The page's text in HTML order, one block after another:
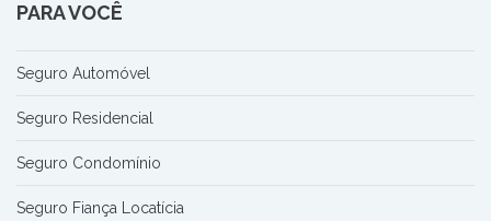
PARA VOCÊ
Seguro Automóvel
Seguro Residencial
Seguro Condomínio
Seguro Fiança Locatícia